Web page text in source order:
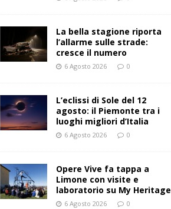
La bella stagione riporta
l’allarme sulle strade:
cresce il numero
6 Agosto 2026 0
L’eclissi di Sole del 12
agosto: il Piemonte tra i
luoghi migliori d’Italia
6 Agosto 2026 0
Opere Vive fa tappa a
Limone con visite e
laboratorio su My Heritage
6 Agosto 2026 0